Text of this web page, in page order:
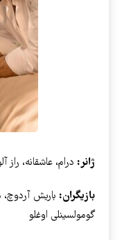
ژانر: درام، عاشقانه، راز
بازیگران: باریش
گومولسینلی اوغلو